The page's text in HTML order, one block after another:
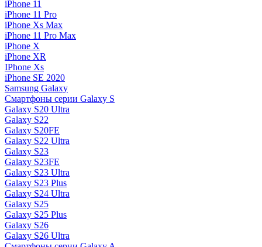
iPhone 11
iPhone 11 Pro
iPhone Xs Max
iPhone 11 Pro Max
iPhone X
iPhone XR
IPhone Xs
iPhone SE 2020
Samsung Galaxy
Смартфоны серии Galaxy S
Galaxy S20 Ultra
Galaxy S22
Galaxy S20FE
Galaxy S22 Ultra
Galaxy S23
Galaxy S23FE
Galaxy S23 Ultra
Galaxy S23 Plus
Galaxy S24 Ultra
Galaxy S25
Galaxy S25 Plus
Galaxy S26
Galaxy S26 Ultra